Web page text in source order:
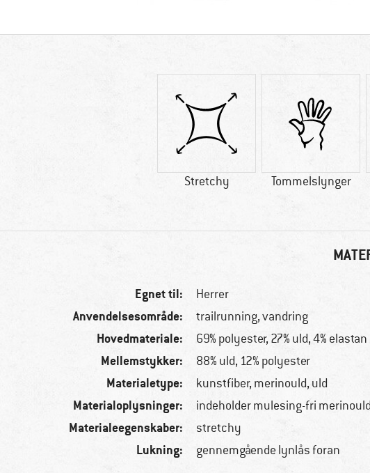
Stretchy Tommelslynger
Egnet til: Herrer
Anvendelsesområde: trailrunning, vandring
Hovedmateriale: 69% polyester, 27% uld, 4% elastan
Mellemstykker: 88% uld, 12% polyester
Materialetype: kunstfiber, merinould, uld
Materialoplysninger: indeholder mulesing-fri merinould
Materialeegenskaber: stretchy
Lukning: gennemgående lynlås foran